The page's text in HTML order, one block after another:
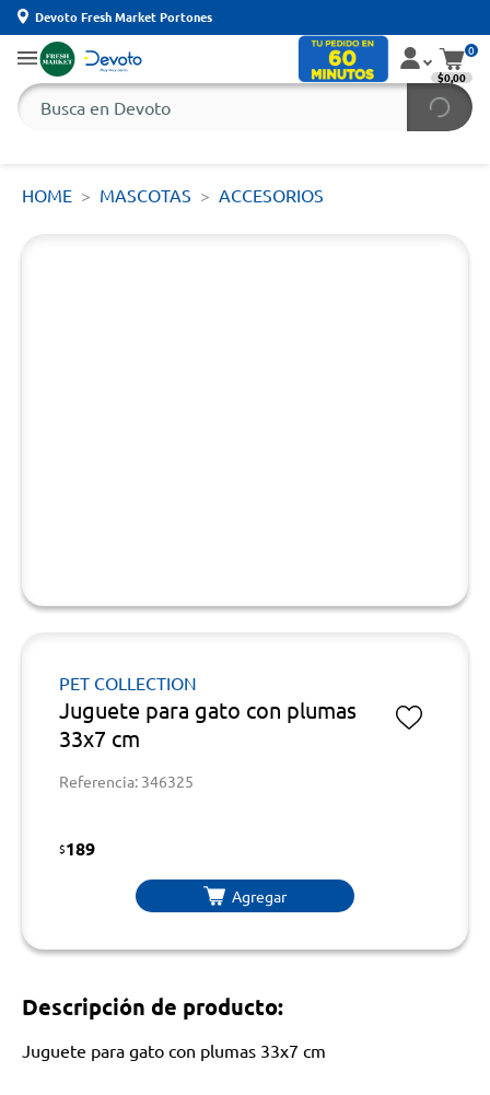
Devoto Fresh Market Portones
0
$0,00
HOME MASCOTAS ACCESORIOS
PET COLLECTION
Juguete para gato con plumas
33x7 cm
Referencia: 346325
$189
Agregar
Descripción de producto:
Juguete para gato con plumas 33x7 cm